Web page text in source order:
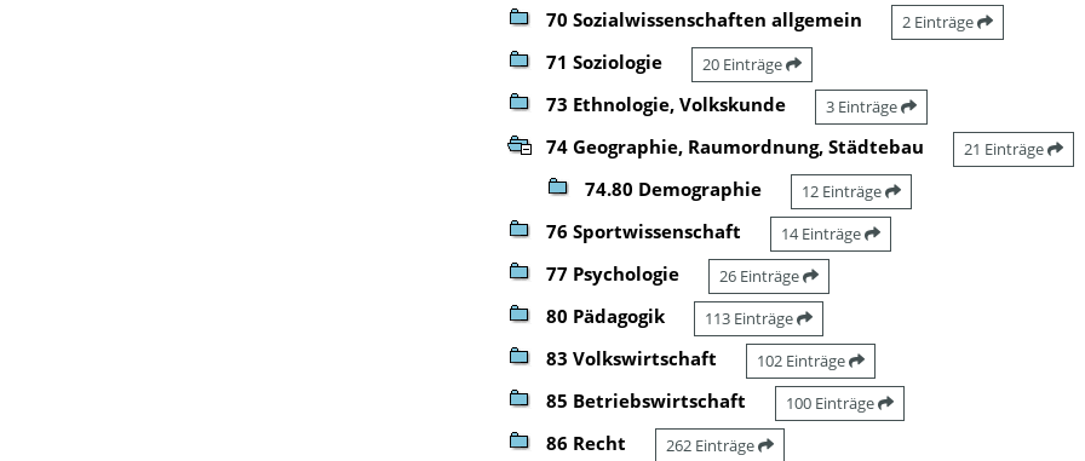
70 Sozialwissenschaften allgemein 2 Einträge
71 Soziologie 20 Einträge
73 Ethnologie, Volkskunde 3 Einträge
74 Geographie, Raumordnung, Städtebau 21 Einträge
74.80 Demographie 12 Einträge
76 Sportwissenschaft 14 Einträge
77 Psychologie 26 Einträge
80 Pädagogik 113 Einträge
83 Volkswirtschaft 102 Einträge
85 Betriebswirtschaft 100 Einträge
86 Recht 262 Einträge